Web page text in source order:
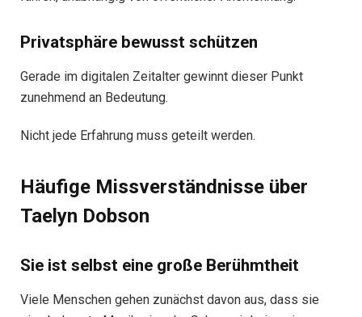
Privatsphäre bewusst schützen
Gerade im digitalen Zeitalter gewinnt dieser Punkt
zunehmend an Bedeutung.
Nicht jede Erfahrung muss geteilt werden.
Häufige Missverständnisse über
Taelyn Dobson
Sie ist selbst eine große Berühmtheit
Viele Menschen gehen zunächst davon aus, dass sie